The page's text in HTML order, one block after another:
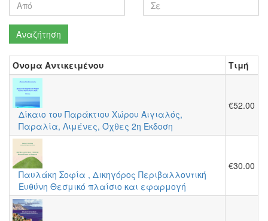
Αναζήτηση
Όνομα Αντικειμένου Τιμή
Δίκαιο του Παράκτιου Χώρου Αιγιαλός,
Παραλία, Λιμένες, Όχθες 2η Έκδοση
€52.00
Παυλάκη Σοφία , Δικηγόρος Περιβαλλοντική
Ευθύνη Θεσμικό πλαίσιο και εφαρμογή
€30.00